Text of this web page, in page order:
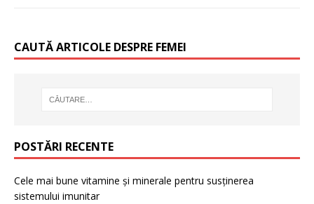
CAUTĂ ARTICOLE DESPRE FEMEI
POSTĂRI RECENTE
Cele mai bune vitamine și minerale pentru susținerea
sistemului imunitar